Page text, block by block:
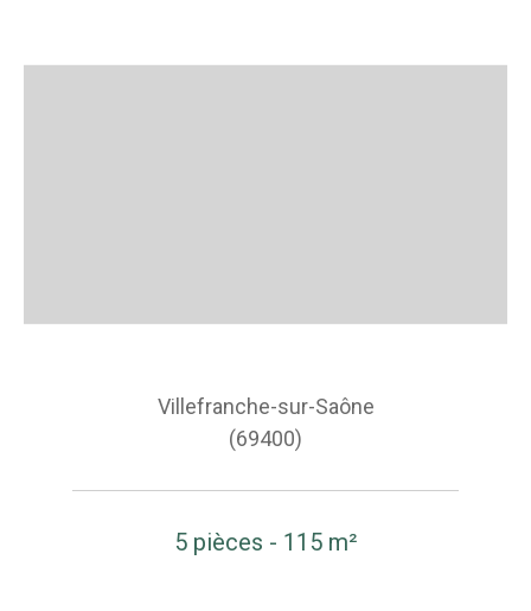
Villefranche-sur-Saône
(69400)
5 pièces - 115 m²